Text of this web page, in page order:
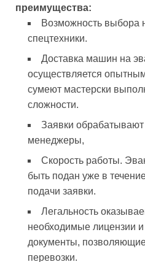
преимущества:
Возможность выбора
спецтехники.
Доставка машин на
осуществляется
сумеют мастерски
сложности.
Заявки
менеджеры,
Скорость работы.
быть подан уже в
подачи заявки.
Легальность
необходимые лицензии
документы,
перевозки.